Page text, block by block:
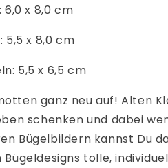
x 8,0 cm
x 8,0 cm
5,5 x 6,5 cm
ganz neu auf! Alten
schenken und dabei
Bügelbildern kannst Du
tolle,